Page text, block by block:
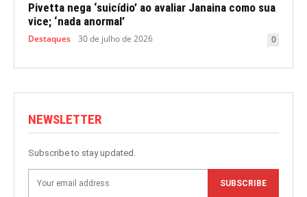
Pivetta nega ‘suicídio’ ao avaliar Janaina como sua
vice; ‘nada anormal’
Destaques 30 de julho de 2026 0
NEWSLETTER
Subscribe to stay updated.
SUBSCRIBE